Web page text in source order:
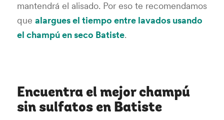
mantendrá el alisado. Por eso te recomendamos
que alargues el tiempo entre lavados usando
el champú en seco Batiste.
Encuentra el mejor champú
sin sulfatos en Batiste